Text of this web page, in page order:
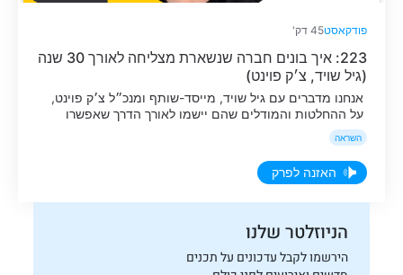
פודקאסט45 דק'
223: איך בונים חברה שנשארת מצליחה לאורך 30 שנה
(גיל שויד, צ׳ק פוינט)
אנחנו מדברים עם גיל שויד, מייסד-שותף ומנכ״ל צ׳ק פוינט,
על ההחלטות והמודלים שהם יישמו לאורך הדרך שאפשרו
לאורך הדרך.
השראה
האזנה לפרק
הניוזלטר שלנו
הירשמו לקבל עדכונים על תכנים